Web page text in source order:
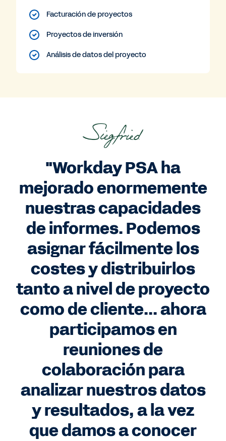
Facturación de proyectos
Proyectos de inversión
Análisis de datos del proyecto
"Workday PSA ha
mejorado enormemente
nuestras capacidades
de informes. Podemos
asignar fácilmente los
costes y distribuirlos
tanto a nivel de proyecto
como de cliente... ahora
participamos en
reuniones de
colaboración para
analizar nuestros datos
y resultados, a la vez
que damos a conocer